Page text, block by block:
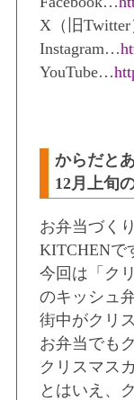
X（旧
Instagram…
YouTube…
からだと
12月上旬
お弁当づく
KITCHENで
今回は「ク
のキッシュ
街中がクリ
お弁当でも
クリスマス
とはいえ、